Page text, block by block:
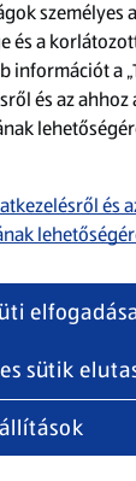
személyes
és a
információt a
és az ahhoz
és
sütik